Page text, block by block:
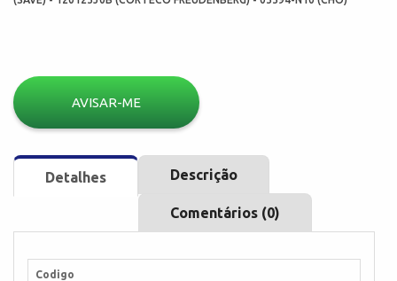
AVISAR-ME
Detalhes Descrição
Comentários (0)
Codigo